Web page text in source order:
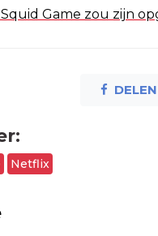
Squid Game zou zijn
Netflix